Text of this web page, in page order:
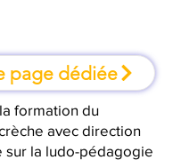
page dédiée
formation du
avec direction
sur la ludo-pédagogie